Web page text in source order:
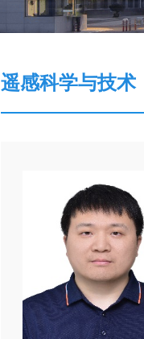
遥感科学与技术